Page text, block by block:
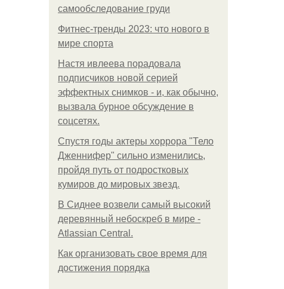
самообследование груди
Фитнес-тренды 2023: что нового в
мире спорта
Настя ивлеева порадовала
подписчиков новой серией
эффектных снимков - и, как обычно,
вызвала бурное обсуждение в
соцсетях.
Спустя годы актеры хоррора "Тело
Дженнифер" сильно изменились,
пройдя путь от подростковых
кумиров до мировых звезд.
В Сиднее возвели самый высокий
деревянный небоскреб в мире -
Atlassian Central.
Как организовать свое время для
достижения порядка